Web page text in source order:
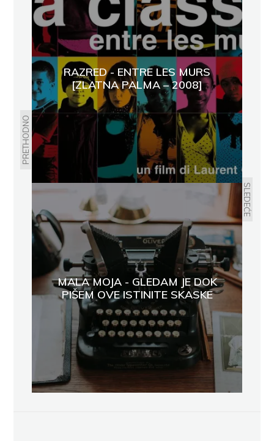
PRETHODNO
RAZRED - ENTRE LES MURS
[ZLATNA PALMA – 2008]
SLEDEĆE
MALA MOJA - GLEDAM JE DOK
PIŠEM OVE ISTINITE SKASKE